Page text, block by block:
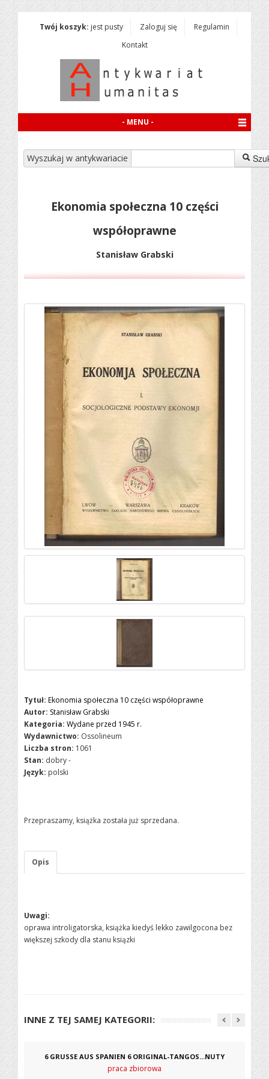
Twój koszyk: jest pusty Zaloguj się
Regulamin
Kontakt
- MENU -
Wyszukaj w antykwariacie
Ekonomia społeczna 10 części
współoprawne
Stanisław Grabski
Tytuł: Ekonomia społeczna 10 części współoprawne
Autor: Stanisław Grabski
Kategoria: Wydane przed 1945 r.
Wydawnictwo: Ossolineum
Liczba stron: 1061
Stan: dobry -
Język: polski
Przepraszamy, książka została już sprzedana.
Opis
Uwagi:
oprawa introligatorska, książka kiedyś lekko zawilgocona bez
większej szkody dla stanu ksiązki
INNE Z TEJ SAMEJ KATEGORII:
6 GRUSSE AUS SPANIEN 6 ORIGINAL-TANGOS...NUTY
praca zbiorowa